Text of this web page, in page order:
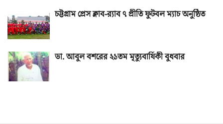
চট্টগ্রাম প্রেস ক্লাব-র‌্যাব ৭ প্রীতি ফুটবল ম্যাচ অনুষ্ঠিত
ডা. আবুল বশরের ২১তম মৃত্যুবার্ষিকী বুধবার